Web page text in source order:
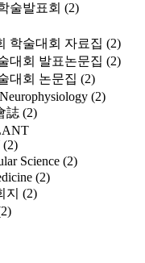
술발표회 (2)
학술대회 자료집 (2)
대회 발표논문집 (2)
대회 논문집 (2)
(2)
誌 (2)
(2)
Science (2)
(2)
(2)